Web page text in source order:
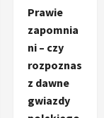
Prawie
zapomnia
ni – czy
rozpoznas
z dawne
gwiazdy